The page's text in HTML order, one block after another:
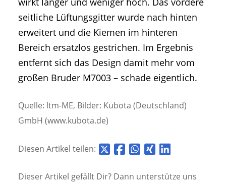
seitliche Lüftungsgitter wurde nach hinten
erweitert und die Kiemen im hinteren
Bereich ersatzlos gestrichen. Im Ergebnis
entfernt sich das Design damit mehr vom
großen Bruder M7003 – schade eigentlich.
Quelle: ltm-ME, Bilder: Kubota (Deutschland)
GmbH (www.kubota.de)
Diesen Artikel teilen:
Dieser Artikel gefällt Dir? Dann unterstütze uns